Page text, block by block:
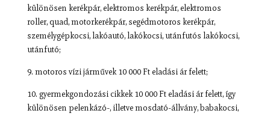
különösen kerékpár, elektromos kerékpár, elektromos
roller, quad, motorkerékpár, segédmotoros kerékpár,
személygépkocsi, lakóautó, lakókocsi, utánfutós lakókocsi,
utánfutó;
9. motoros vízi járművek 10 000 Ft eladási ár felett;
10. gyermekgondozási cikkek 10 000 Ft eladási ár felett, így
különösen pelenkázó-, illetve mosdató-állvány, babakocsi,